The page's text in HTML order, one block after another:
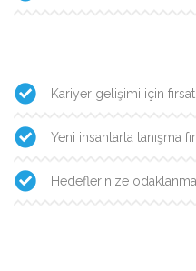
Kariyer gelişimi için
Yeni insanlarla tanışma
Hedeflerinize